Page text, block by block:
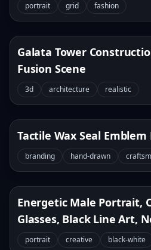
portrait grid fashion
Galata Tower
Fusion Scene
3d architecture realistic
Tactile Wax Seal Emblem
branding hand-drawn
Energetic Male Portrait,
Glasses, Black Line Art,
Background
portrait creative black-white